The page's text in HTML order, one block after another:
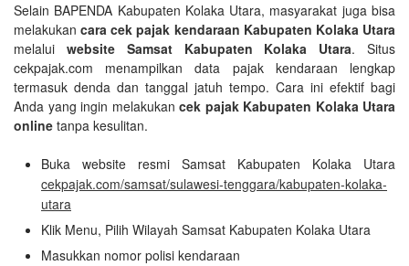
Selain BAPENDA Kabupaten Kolaka Utara, masyarakat juga bisa
melakukancara cek pajak kendaraan Kabupaten Kolaka Utara
melalui website Samsat Kabupaten Kolaka Utara. Situs
cekpajak.com menampilkan data pajak kendaraan lengkap
termasuk denda dan tanggal jatuh tempo. Cara ini efektif bagi
Anda yang ingin melakukan cek pajak Kabupaten Kolaka Utara
online tanpa kesulitan.
Buka website resmi Samsat Kabupaten Kolaka Utara
cekpajak.com/samsat/sulawesi-tenggara/kabupaten-kolaka-
utara
Klik Menu, Pilih Wilayah Samsat Kabupaten Kolaka Utara
Masukkan nomor polisi kendaraan